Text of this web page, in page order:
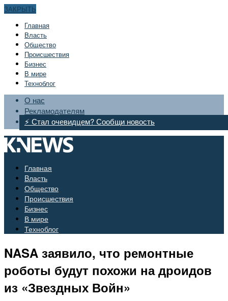
ЗАКРЫТЬ
Главная
Bласть
Общество
Происшествия
Бизнес
В мире
Техноблог
О нас
Рекламодателям
⚡ Стал очевидцем? Сообщи новость
Главная
Bласть
Общество
Происшествия
Бизнес
В мире
Техноблог
NASA заявило, что ремонтные
роботы будут похожи на дроидов
из «Звездных Войн»